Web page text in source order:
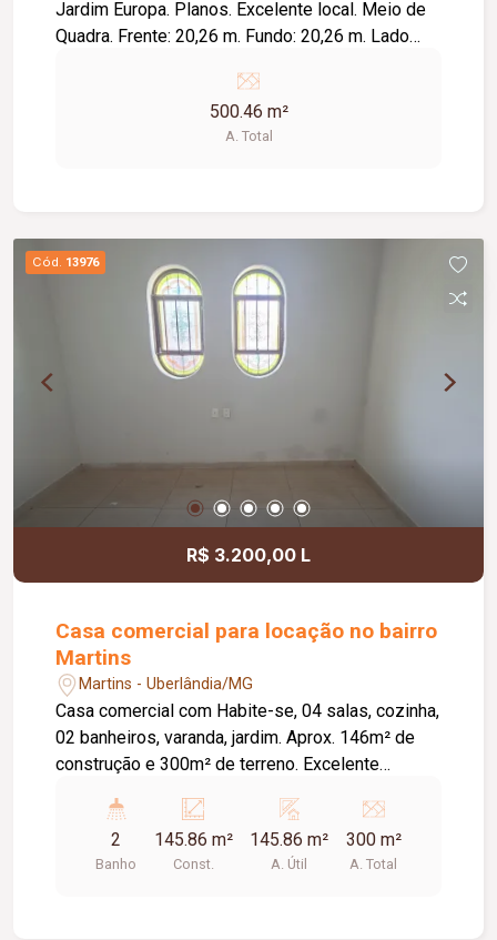
Jardim Europa. Planos. Excelente local. Meio de
Quadra. Frente: 20,26 m. Fundo: 20,26 m. Lado
Totalizando: 500,46 m2.
500.46 m²
A. Total
Cód. 13976
R$ 3.200,00 L
Casa comercial para locação no bairro
Martins
Martins - Uberlândia/MG
Casa comercial com Habite-se, 04 salas, cozinha,
02 banheiros, varanda, jardim. Aprox. 146m² de
construção e 300m² de terreno. Excelente
2
Banho
145.86 m²
Const.
145.86 m²
A. Útil
300 m²
A. Total